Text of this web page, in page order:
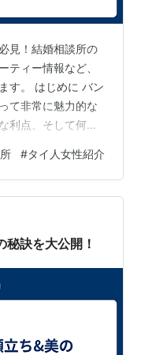
見！結婚相談所の
ティー情報など、
す。 はじめに バン
て非常に魅力的な
利点、そして何よ
では、バンコクに
納金の風習、婚活
せるためのポイン
へ有益な情報をお
ス内容の概要 バ
#タイ人女性紹介
訣を大公開！